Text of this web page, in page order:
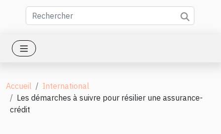
Accueil
International
Les démarches à suivre pour résilier une assurance-
crédit